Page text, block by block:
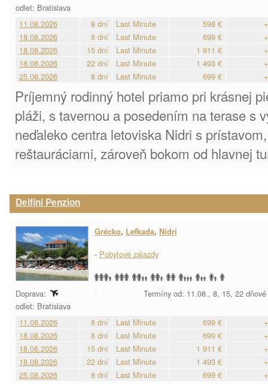
odlet: Bratislava
11.08.2026
8 dní Last Minute 598 €
18.08.2026
8 dní Last Minute 699 €
18.08.2026
15 dní Last Minute 1 911 €
18.08.2026
22 dní Last Minute 1 493 €
25.08.2026
8 dní Last Minute 699 €
Príjemný rodinný hotel priamo pri krásnej
pláži, s tavernou a posedením na terase s
neďaleko centra letoviska Nidri s
reštauráciami, zároveň bokom od hlavnej
Delfini Penzion
Grécko, Lefkada, Nidri
- Pobytové zájazdy
Doprava:
Termíny od: 11.08., 8, 15, 22 dňové
odlet: Bratislava
11.08.2026
8 dní Last Minute 699 €
18.08.2026
8 dní Last Minute 699 €
18.08.2026
15 dní Last Minute 1 911 €
18.08.2026
22 dní Last Minute 1 493 €
25.08.2026
8 dní Last Minute 699 €